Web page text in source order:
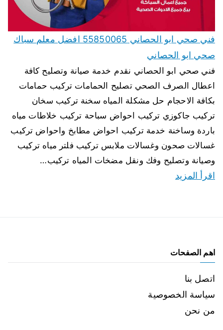
فني صحي ابو الحصاني 55850065 افضل معلم سباك
صحي ابو الحصاني
فني صحي ابو الحصاني نقدم خدمة صيانة وتصليح كافة
اعطال الصرف الصحي تصليح الحمامات تركيب حمامات
بكافة الاحجام حل مشكلة المياه سخنة تركيب سخان
تركيب جاكوزي تركيب احواض سباحة تركيب خلاطات مياه
باردة وساخنة خدمة تركيب احواض مطابخ واحواض تركيب
غسالات صحون وغسالات ملابس تركيب فلتر مياه تركيب
وصيانة وتصليح وفك ونقل مضخات المياه تركيب…
اقرأ المزيد
اهم الصفحات
اتصل بنا
سياسة الخصوصية
من نحن